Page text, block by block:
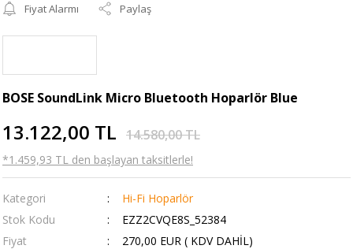
Fiyat Alarmı
Paylaş
BOSE SoundLink Micro Bluetooth Hoparlör Blue
13.122,00 TL 14.580,00 TL
*1.459,93 TL den başlayan taksitlerle!
Kategori
Hi-Fi Hoparlör
Stok Kodu
EZZ2CVQE8S_52384
Fiyat
270,00 EUR ( KDV DAHİL)